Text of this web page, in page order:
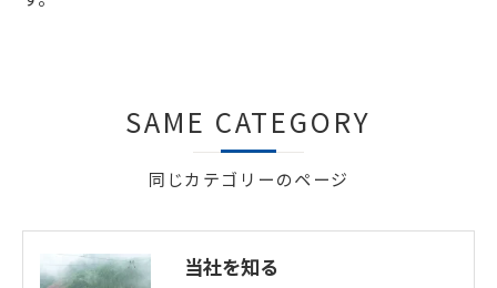
同じカテゴリーのページ
SAME CATEGORY
当社を知る